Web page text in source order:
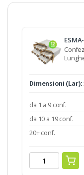
Dimensioni (Lar):
da 1 a 9 conf.
da 10 a 19 conf.
20+ conf.